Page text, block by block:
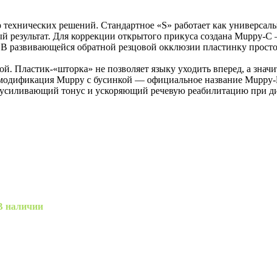
решений. Стандартное «S» работает как
результат. Для коррекции открытого прикуса создана Muppy-
обратной резцовой окклюзии пластинку
«шторка» не позволяет языку уходить вперед, а
Muppy с бусинкой — официальное название Muppy-
тонус и ускоряющий речевую реабилитацию при
наличии